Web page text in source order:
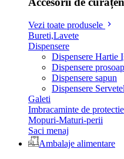
Vezi toate produsele
Bureti,Lavete
Dispensere
Dispensere Hartie
Dispensere
Dispensere sapun
Dispensere
Galeti
Imbracaminte de protectie
Mopuri-Maturi-perii
Saci menaj
Ambalaje alimentare